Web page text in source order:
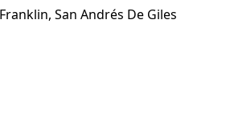
San Andrés De Giles